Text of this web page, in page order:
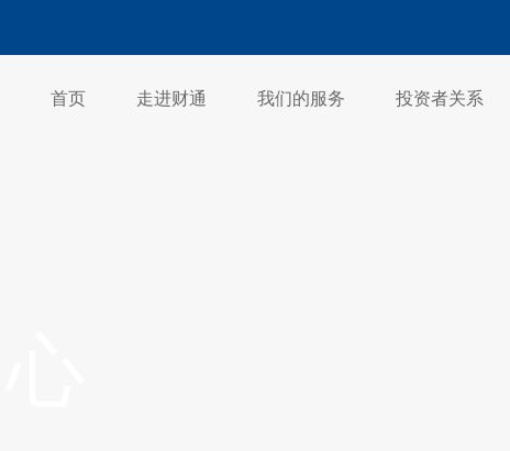
首页 走进财通 我们的服务 投资者关系